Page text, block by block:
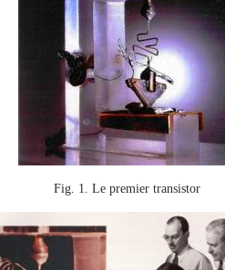
Fig. 1. Le premier transistor